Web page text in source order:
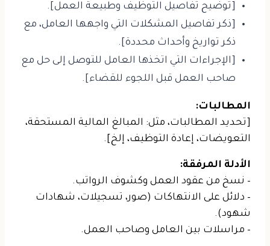
[توضيح تفاصيل التوظيف وطبيعة العمل].
[ذكر تفاصيل المشكلات التي واجهها العامل، مع
ذكر تواريخ وأحداث محددة].
[الإجراءات التي اتخذها العامل للتوصل إلى حل مع
صاحب العمل قبل اللجوء للقضاء].
المطالبات:
[تحديد المطالبات، مثل: المبالغ المالية المستحقة،
التعويضات، إعادة التوظيف، إلخ].
الأدلة المرفقة:
– نسخ من عقود العمل وكشوف الرواتب.
– دلائل على الانتهاكات (صور، تسجيلات، شهادات
شهود).
– مراسلات بين العامل وصاحب العمل.